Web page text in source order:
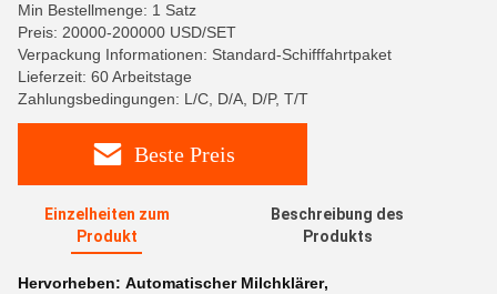
Min Bestellmenge: 1 Satz
Preis: 20000-200000 USD/SET
Verpackung Informationen: Standard-Schifffahrtpaket
Lieferzeit: 60 Arbeitstage
Zahlungsbedingungen: L/C, D/A, D/P, T/T
Beste Preis
Einzelheiten zum
Produkt
Beschreibung des
Produkts
Hervorheben: Automatischer Milchklärer,